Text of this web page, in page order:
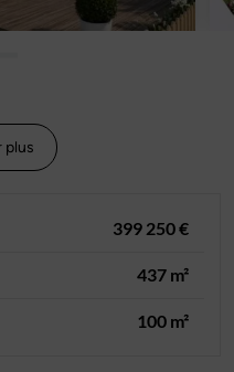
plus
399 250 €
437 m²
100 m²